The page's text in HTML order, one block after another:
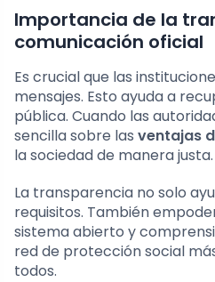
Importancia de la
comunicación oficial
Es crucial que las
mensajes. Esto ayuda a
pública. Cuando las
sencilla sobre las ventajas
la sociedad de manera justa.
La transparencia no solo
requisitos. También
sistema abierto y
red de protección social
todos.